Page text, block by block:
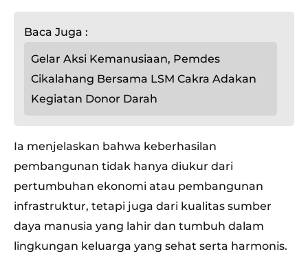
Baca Juga :
Gelar Aksi Kemanusiaan, Pemdes
Cikalahang Bersama LSM Cakra Adakan
Kegiatan Donor Darah
Ia menjelaskan bahwa keberhasilan
pembangunan tidak hanya diukur dari
pertumbuhan ekonomi atau pembangunan
infrastruktur, tetapi juga dari kualitas sumber
daya manusia yang lahir dan tumbuh dalam
lingkungan keluarga yang sehat serta harmonis.